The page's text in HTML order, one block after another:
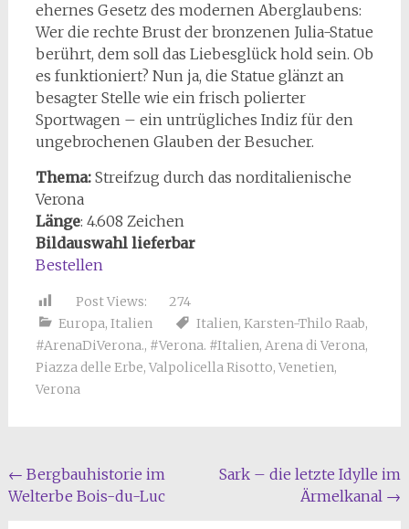
ehernes Gesetz des modernen Aberglaubens:
Wer die rechte Brust der bronzenen Julia-Statue
berührt, dem soll das Liebesglück hold sein. Ob
es funktioniert? Nun ja, die Statue glänzt an
besagter Stelle wie ein frisch polierter
Sportwagen – ein untrügliches Indiz für den
ungebrochenen Glauben der Besucher.
Thema: Streifzug durch das norditalienische
Verona
Länge: 4.608 Zeichen
Bildauswahl lieferbar
Bestellen
Post Views:
274
Europa, Italien Italien, Karsten-Thilo Raab,
#ArenaDiVerona., #Verona. #Italien, Arena di Verona,
Piazza delle Erbe, Valpolicella Risotto, Venetien,
Verona
Beitragsnavigation
← Bergbauhistorie im
Welterbe Bois-du-Luc
Sark – die letzte Idylle im
Ärmelkanal →